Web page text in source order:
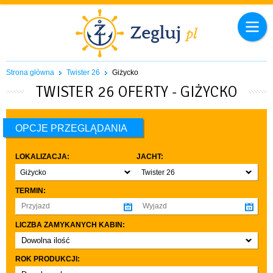
Strona główna Twister 26 Giżycko
TWISTER 26 OFERTY - GIŻYCKO
OPCJE PRZEGLĄDANIA
LOKALIZACJA:
Giżycko
JACHT:
Twister 26
TERMIN:
LICZBA ZAMYKANYCH KABIN:
Dowolna ilość
co najmniej 1
co najmniej 2
ROK PRODUKCJI: